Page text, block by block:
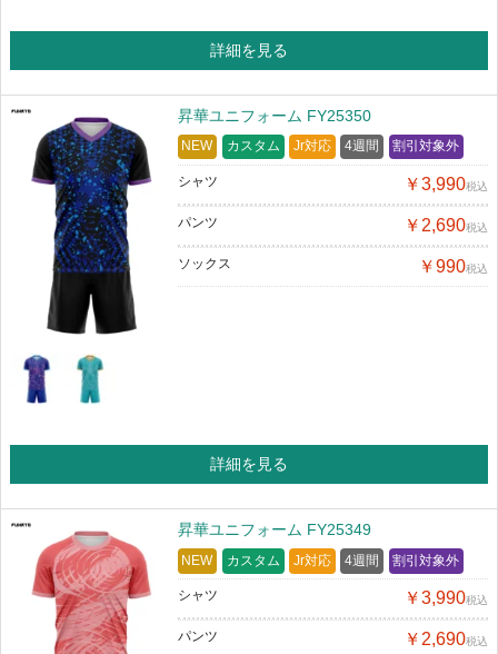
詳細を見る
昇華ユニフォーム FY25350
NEW カスタム Jr対応 4週間 割引対象外
シャツ ￥3,990税込
パンツ ￥2,690税込
ソックス ￥990税込
詳細を見る
昇華ユニフォーム FY25349
NEW カスタム Jr対応 4週間 割引対象外
シャツ ￥3,990税込
パンツ ￥2,690税込